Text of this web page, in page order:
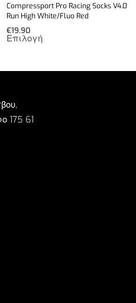
Compressport Pro Racing Socks V4.0
Run High White/Fluo Red
€19.90
Επιλογή
175 61